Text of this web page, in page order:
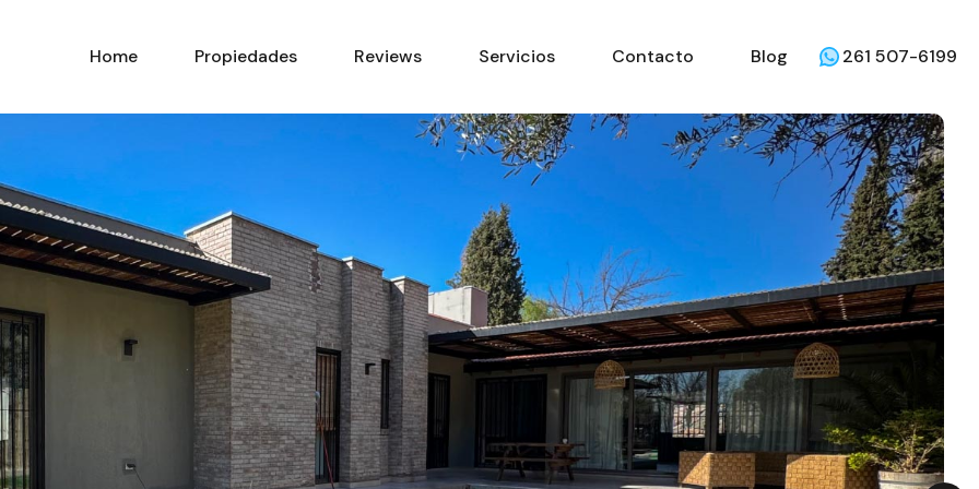
Home Propiedades Reviews Servicios Contacto Blog
Home Propiedades Reviews Servicios Contacto Blog 261 507-6199